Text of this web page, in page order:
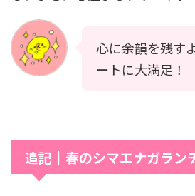
心に余韻を残す
ートに大満足！
追記┃春のシマエナガラ